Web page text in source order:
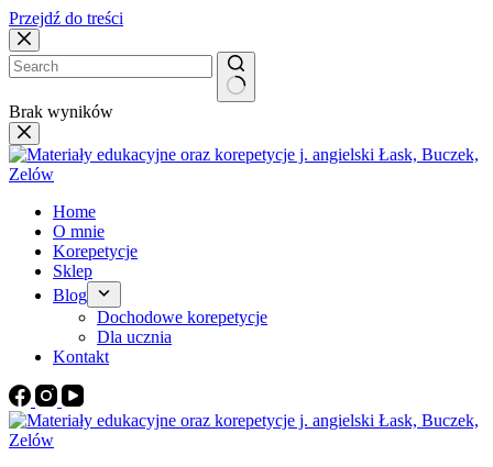
Przejdź do treści
Brak wyników
Home
O mnie
Korepetycje
Sklep
Blog
Dochodowe korepetycje
Dla ucznia
Kontakt